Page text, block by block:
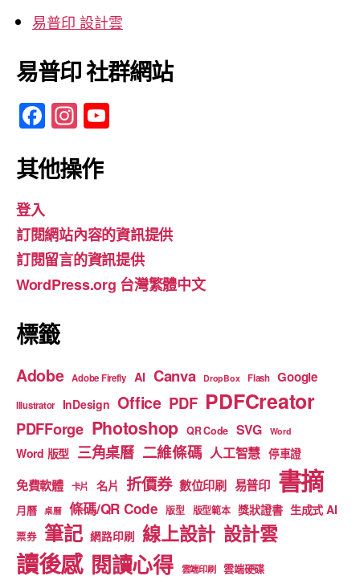
易普印 設計雲
易普印 社群網站
F
a
c
b
o
o
k
In
st
a
gr
a
m
u
b
e
其他操作
登入
訂閱網站內容的資訊提供
訂閱留言的資訊提供
WordPress.org 台灣繁體中文
標籤
Adobe Adobe Firefly AI Canva DropBox Flash Google
Illustrator InDesign Office PDF PDFCreator
PDFForge Photoshop QR Code SVG Word
Word 版型 三角桌曆 二維條碼 人工智慧 停車證
免費軟體 卡片 名片 折價券 數位印刷 易普印 書摘
月曆 桌曆 條碼/QR Code 版型 版型範本 獎狀證書 生成式 AI
票券 筆記 網路印刷 線上設計 設計雲
讀後感 閱讀心得 雲端印刷 雲端硬碟